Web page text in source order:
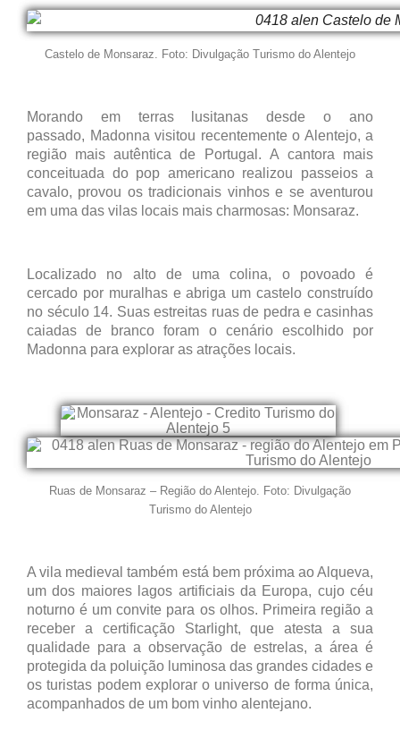
Castelo de Monsaraz. Foto: Divulgação Turismo do Alentejo
Morando em terras lusitanas desde o ano
passado, Madonna visitou recentemente o Alentejo, a
região mais autêntica de Portugal. A cantora mais
conceituada do pop americano realizou passeios a
cavalo, provou os tradicionais vinhos e se aventurou
em uma das vilas locais mais charmosas: Monsaraz.
Localizado no alto de uma colina, o povoado é
cercado por muralhas e abriga um castelo construído
no século 14. Suas estreitas ruas de pedra e casinhas
caiadas de branco foram o cenário escolhido por
Madonna para explorar as atrações locais.
Ruas de Monsaraz – Região do Alentejo. Foto: Divulgação
Turismo do Alentejo
A vila medieval também está bem próxima ao Alqueva,
um dos maiores lagos artificiais da Europa, cujo céu
noturno é um convite para os olhos. Primeira região a
receber a certificação Starlight, que atesta a sua
qualidade para a observação de estrelas, a área é
protegida da poluição luminosa das grandes cidades e
os turistas podem explorar o universo de forma única,
acompanhados de um bom vinho alentejano.